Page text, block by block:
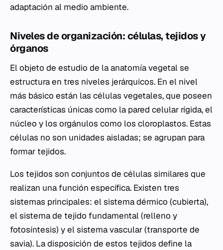
adaptación al medio ambiente.
Niveles de organización: células, tejidos y
órganos
El objeto de estudio de la anatomía vegetal se
estructura en tres niveles jerárquicos. En el nivel
más básico están las células vegetales, que poseen
características únicas como la pared celular rígida, el
núcleo y los orgánulos como los cloroplastos. Estas
células no son unidades aisladas; se agrupan para
formar tejidos.
Los tejidos son conjuntos de células similares que
realizan una función específica. Existen tres
sistemas principales: el sistema dérmico (cubierta),
el sistema de tejido fundamental (relleno y
fotosíntesis) y el sistema vascular (transporte de
savia). La disposición de estos tejidos define la